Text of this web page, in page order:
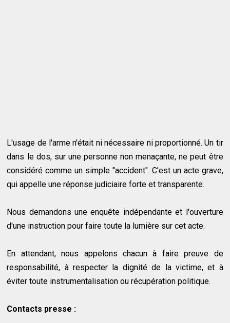
L'usage de l'arme n'était ni nécessaire ni proportionné. Un tir
dans le dos, sur une personne non menaçante, ne peut être
considéré comme un simple "accident". C'est un acte grave,
qui appelle une réponse judiciaire forte et transparente.
Nous demandons une enquête indépendante et l'ouverture
d'une instruction pour faire toute la lumière sur cet acte.
En attendant, nous appelons chacun à faire preuve de
responsabilité, à respecter la dignité de la victime, et à
éviter toute instrumentalisation ou récupération politique.
Contacts presse :